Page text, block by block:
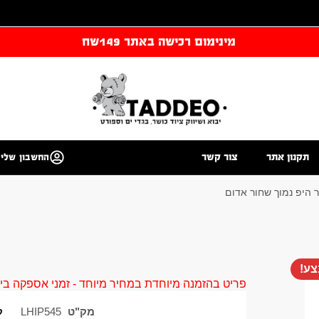
מינימום רכישה באתר 149שח
תקנון אתר צור קשר החשבון שלי
היפ נמוך שחור אדום
פריט בהזמנה מיוחדת במחיר מיוחד - זמני אספקה בין 40 ל 90 ימי עסקים צור קשר
מק"ט LHIP545